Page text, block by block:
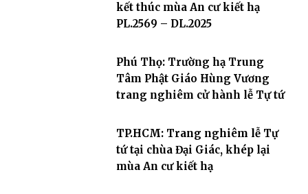
kết thúc mùa An cư kiết hạ
PL.2569 – DL.2025
Phú Thọ: Trường hạ Trung
Tâm Phật Giáo Hùng Vương
trang nghiêm cử hành lễ Tự tứ
TP.HCM: Trang nghiêm lễ Tự
tứ tại chùa Đại Giác, khép lại
mùa An cư kiết hạ